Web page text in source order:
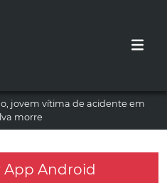
jovem vítima de acidente em
morre
App Android